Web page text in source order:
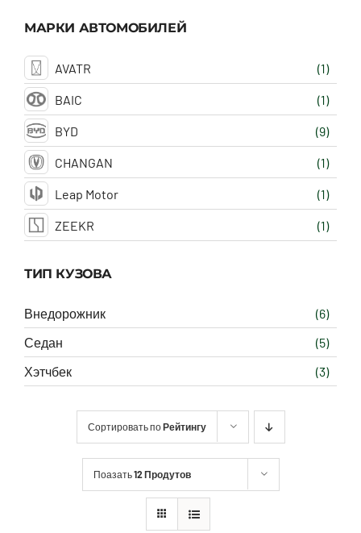
МАРКИ АВТОМОБИЛЕЙ
AVATR (1)
BAIC (1)
BYD (9)
CHANGAN (1)
Leap Motor (1)
ZEEKR (1)
ТИП КУЗОВА
Внедорожник
(6)
Седан
(5)
Хэтчбек
(3)
Сортировать поРейтингу
Поазать12 Продутов